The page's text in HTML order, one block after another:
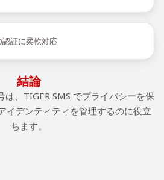
証に柔軟対応
結論
は、TIGER SMS でプライバシーを保
イデンティティを管理するのに役立
ちます。